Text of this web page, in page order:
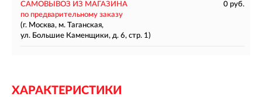
САМОВЫВОЗ ИЗ МАГАЗИНА
0 руб.
по предварительному заказу
(г. Москва, м. Таганская,
ул. Большие Каменщики, д. 6, стр. 1)
ХАРАКТЕРИСТИКИ